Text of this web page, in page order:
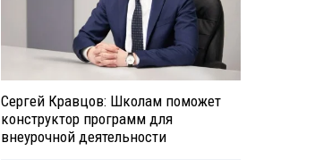
Сергей Кравцов: Школам поможет
конструктор программ для
внеурочной деятельности